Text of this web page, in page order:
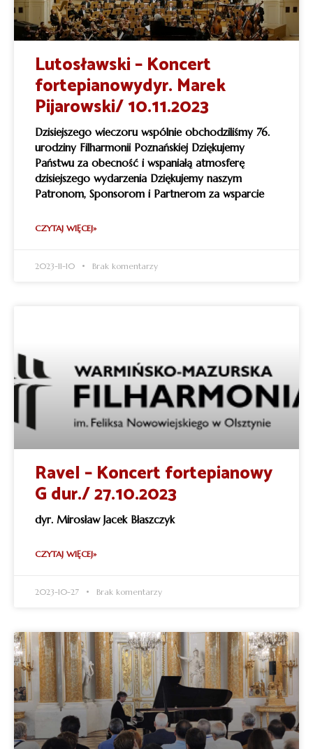
Lutosławski – Koncert
fortepianowydyr. Marek
Pijarowski/ 10.11.2023
Dzisiejszego wieczoru wspólnie obchodziliśmy 76.
urodziny Filharmonii Poznańskiej Dziękujemy
Państwu za obecność i wspaniałą atmosferę
dzisiejszego wydarzenia Dziękujemy naszym
Patronom, Sponsorom i Partnerom za wsparcie
CZYTAJ WIĘCEJ»
2023-11-10 Brak komentarzy
Ravel – Koncert fortepianowy
G dur./ 27.10.2023
dyr. Mirosław Jacek Błaszczyk
CZYTAJ WIĘCEJ»
2023-10-27 Brak komentarzy